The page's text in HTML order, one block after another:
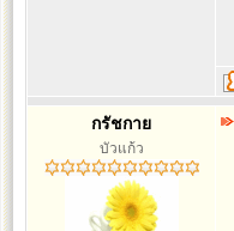
กรัชกาย
บัวแก้ว